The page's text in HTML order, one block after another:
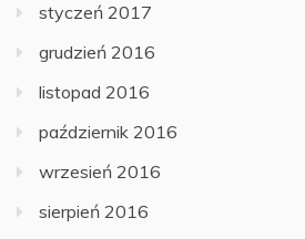
styczeń 2017
grudzień 2016
listopad 2016
październik 2016
wrzesień 2016
sierpień 2016